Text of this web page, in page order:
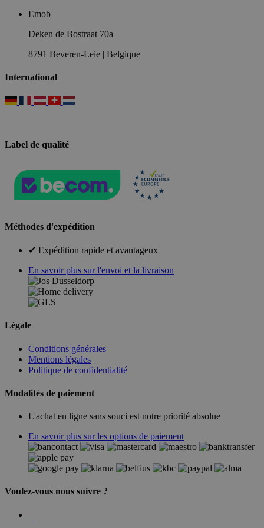
Emob
Deken de Bostraat 70a
8791 Beveren-Leie | Belgique
International
Label de qualité
Méthodes d'expédition
✔ Expédition rapide et avantageux
En savoir plus sur l'envoi et la livraison
Légale
Conditions générales
Mentions légales
Politique de confidentialité
Modalités de paiement
L'achat en ligne sans souci est notre priorité absolue
En savoir plus sur les options de paiement
Voulez-vous nous suivre ?